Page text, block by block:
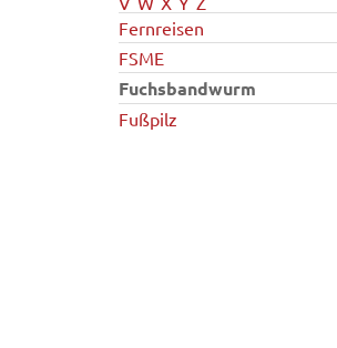
Fernreisen
FSME
Fuchsbandwurm
Fußpilz